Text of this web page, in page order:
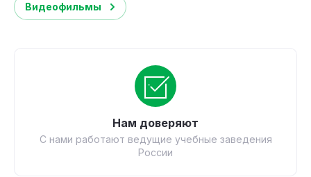
Видеофильмы
Нам доверяют
С нами работают ведущие учебные заведения
России